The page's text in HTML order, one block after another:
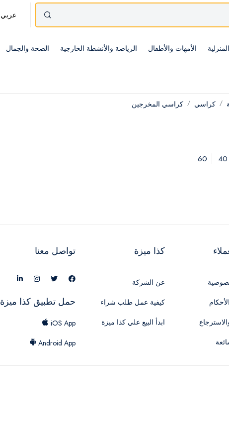
عربي
الأمهات والأطفال الرياضة والأنشطة الخارجية الصحة والجمال
كراسي كراسي المخرجين
40
60
كذا ميزة
عن الشركة
كيفية عمل طلب شراء
ابدأ البيع علي كذا ميزة
تواصل معنا
حمل تطبيق كذا ميزة
iOS App
Android App